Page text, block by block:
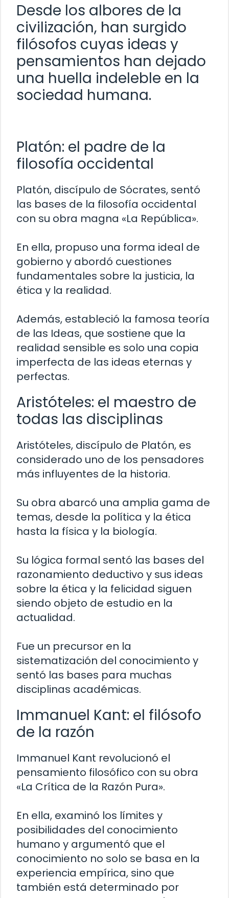
Desde los albores de la
civilización, han surgido
filósofos cuyas ideas y
pensamientos han dejado
una huella indeleble en la
sociedad humana.
Platón: el padre de la
filosofía occidental
Platón, discípulo de Sócrates, sentó
las bases de la filosofía occidental
con su obra magna «La República».
En ella, propuso una forma ideal de
gobierno y abordó cuestiones
fundamentales sobre la justicia, la
ética y la realidad.
Además, estableció la famosa teoría
de las Ideas, que sostiene que la
realidad sensible es solo una copia
imperfecta de las ideas eternas y
perfectas.
Aristóteles: el maestro de
todas las disciplinas
Aristóteles, discípulo de Platón, es
considerado uno de los pensadores
más influyentes de la historia.
Su obra abarcó una amplia gama de
temas, desde la política y la ética
hasta la física y la biología.
Su lógica formal sentó las bases del
razonamiento deductivo y sus ideas
sobre la ética y la felicidad siguen
siendo objeto de estudio en la
actualidad.
Fue un precursor en la
sistematización del conocimiento y
sentó las bases para muchas
disciplinas académicas.
Immanuel Kant: el filósofo
de la razón
Immanuel Kant revolucionó el
pensamiento filosófico con su obra
«La Crítica de la Razón Pura».
En ella, examinó los límites y
posibilidades del conocimiento
humano y argumentó que el
conocimiento no solo se basa en la
experiencia empírica, sino que
también está determinado por